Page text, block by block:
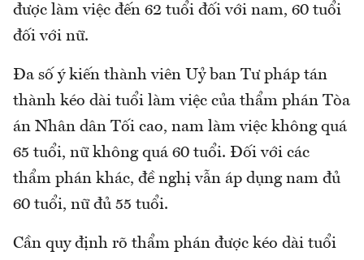
được làm việc đến 62 tuổi đối với nam, 60 tuổi
đối với nữ.
Đa số ý kiến thành viên Uỷ ban Tư pháp tán
thành kéo dài tuổi làm việc của thẩm phán Tòa
án Nhân dân Tối cao, nam làm việc không quá
65 tuổi, nữ không quá 60 tuổi. Đối với các
thẩm phán khác, đề nghị vẫn áp dụng nam đủ
60 tuổi, nữ đủ 55 tuổi.
Cần quy định rõ thẩm phán được kéo dài tuổi